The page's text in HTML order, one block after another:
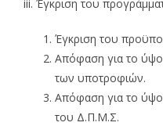
iii. Έγκριση του
Έγκριση του
Απόφαση για το
των υποτροφιών.
Απόφαση για το
του Δ.Π.Μ.Σ.